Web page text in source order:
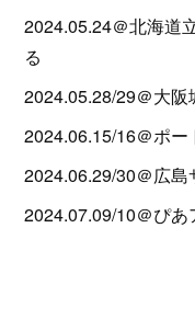
2024.05.24＠北海道
る
2024.05.28/29＠大阪
2024.06.15/16＠ポ
2024.06.29/30＠広
2024.07.09/10＠ぴあ